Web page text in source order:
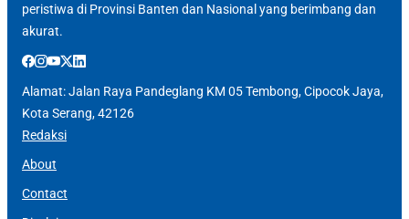
peristiwa di Provinsi Banten dan Nasional yang berimbang dan
akurat.
Alamat: Jalan Raya Pandeglang KM 05 Tembong, Cipocok Jaya,
Kota Serang, 42126
Redaksi
About
Contact